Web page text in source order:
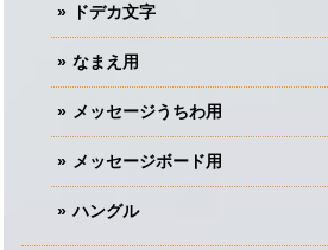
ドデカ文字
なまえ用
メッセージうちわ用
メッセージボード用
ハングル